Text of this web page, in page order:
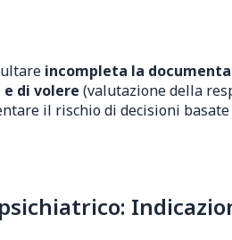
incompleta la
di volere (valutazione della
il rischio di decisioni